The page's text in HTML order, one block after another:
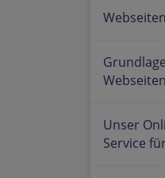
Unser
Service